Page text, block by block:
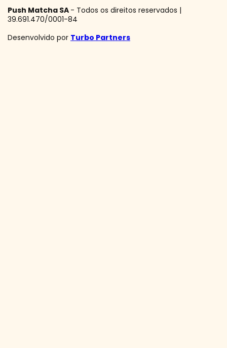
Push Matcha SA - Todos os direitos reservados |
39.691.470/0001-84
Desenvolvido por Turbo Partners